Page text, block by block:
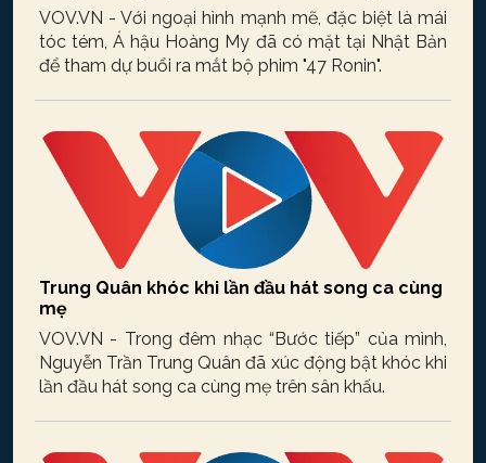
VOV.VN - Với ngoại hình mạnh mẽ, đặc biệt là mái
tóc tém, Á hậu Hoàng My đã có mặt tại Nhật Bản
để tham dự buổi ra mắt bộ phim "47 Ronin".
Trung Quân khóc khi lần đầu hát song ca cùng
mẹ
VOV.VN - Trong đêm nhạc “Bước tiếp” của mình,
Nguyễn Trần Trung Quân đã xúc động bật khóc khi
lần đầu hát song ca cùng mẹ trên sân khấu.